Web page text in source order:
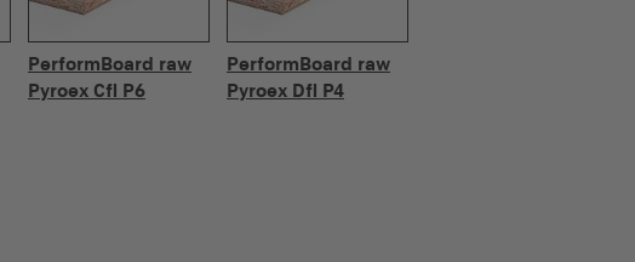
PerformBoard raw
Pyroex Cfl P6
PerformBoard raw
Pyroex Dfl P4